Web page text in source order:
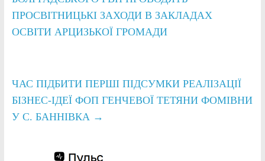
ПРОСВІТНИЦЬКІ ЗАХОДИ В ЗАКЛАДАХ
ОСВІТИ АРЦИЗЬКОЇ ГРОМАДИ
ЧАС ПІДБИТИ ПЕРШІ ПІДСУМКИ РЕАЛІЗАЦІЇ
БІЗНЕС-ІДЕЇ ФОП ГЕНЧЕВОЇ ТЕТЯНИ ФОМІВНИ
У С. БАННІВКА →